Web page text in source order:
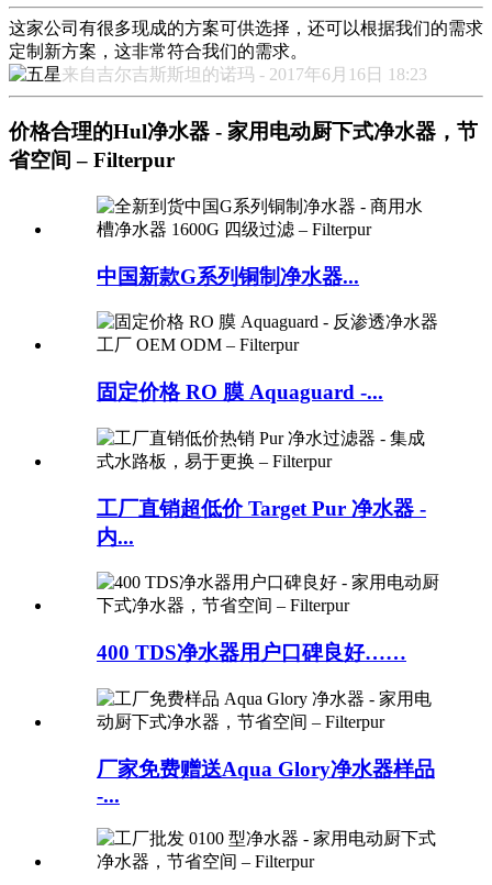
这家公司有很多现成的方案可供选择，还可以根据我们的需求
定制新方案，这非常符合我们的需求。
来自吉尔吉斯斯坦的诺玛 - 2017年6月16日 18:23
价格合理的Hul净水器 - 家用电动厨下式净水器，节
省空间 – Filterpur
中国新款G系列铜制净水器...
固定价格 RO 膜 Aquaguard -...
工厂直销超低价 Target Pur 净水器 -
内...
400 TDS净水器用户口碑良好……
厂家免费赠送Aqua Glory净水器样品
-...